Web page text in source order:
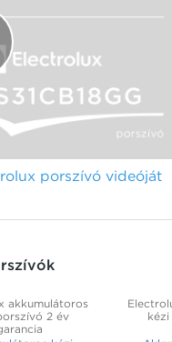
porszívó videóját
akkumulátoros
2 év